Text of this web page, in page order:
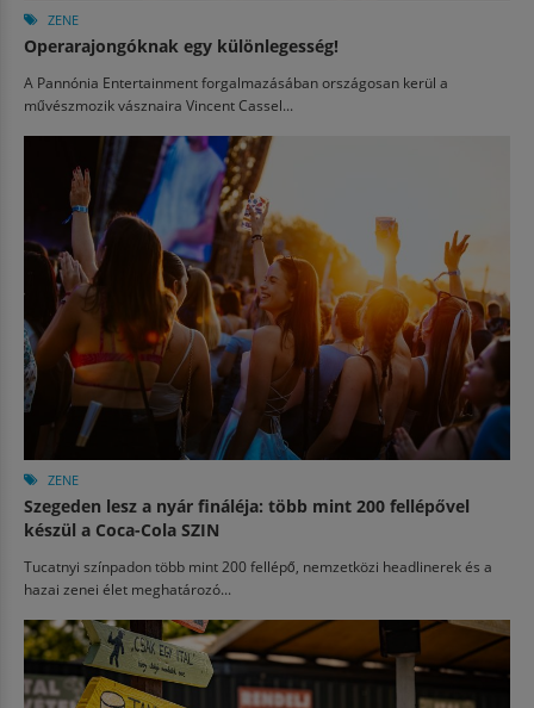
ZENE
Operarajongóknak egy különlegesség!
A Pannónia Entertainment forgalmazásában országosan kerül a
művészmozik vásznaira Vincent Cassel...
ZENE
Szegeden lesz a nyár fináléja: több mint 200 fellépővel
készül a Coca-Cola SZIN
Tucatnyi színpadon több mint 200 fellépő, nemzetközi headlinerek és a
hazai zenei élet meghatározó...